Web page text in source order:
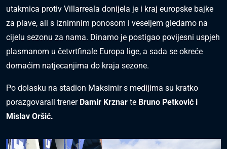
utakmica protiv Villarreala donijela je i kraj europske bajke
za plave, ali s iznimnim ponosom i veseljem gledamo na
cijelu sezonu za nama. Dinamo je postigao povijesni uspjeh
plasmanom u četvrtfinale Europa lige, a sada se okreće
domaćim natjecanjima do kraja sezone.
Po dolasku na stadion Maksimir s medijima su kratko
porazgovarali trenerDamir Krznar te Bruno Petković i
Mislav Oršić.